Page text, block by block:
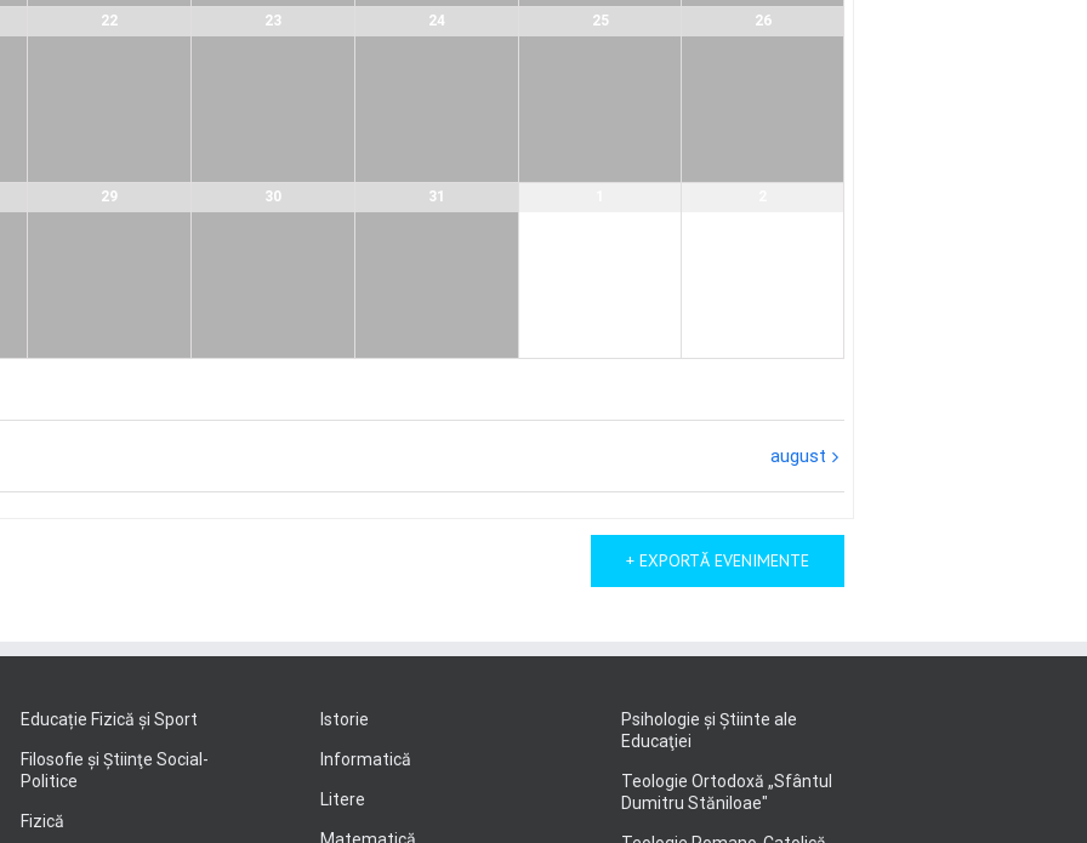
22 23 24 25 26
29 30 31
august
+ EXPORTĂ EVENIMENTE
Educație Fizică și Sport
Filosofie şi Ştiinţe Social-
Politice
Fizică
Istorie
Informatică
Litere
Psihologie şi Ştiinte ale
Educaţiei
Teologie Ortodoxă „Sfântul
Dumitru Stăniloae"